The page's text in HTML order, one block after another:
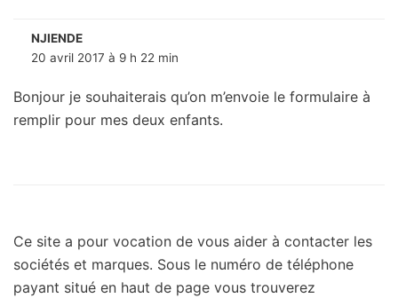
NJIENDE
20 avril 2017 à 9 h 22 min
Bonjour je souhaiterais qu’on m’envoie le formulaire à
remplir pour mes deux enfants.
Ce site a pour vocation de vous aider à contacter les
sociétés et marques. Sous le numéro de téléphone
payant situé en haut de page vous trouverez